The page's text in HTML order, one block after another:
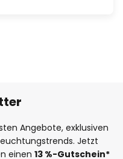
Angebote, exklusiven
Jetzt
einen 13 %-Gutschein*